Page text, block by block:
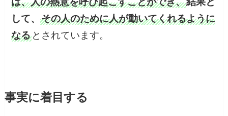
して、その人のために人が動いてくれるように
なる とされています。
事実に着目する